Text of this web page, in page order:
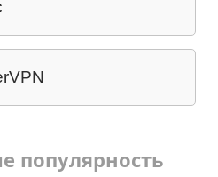
популярность